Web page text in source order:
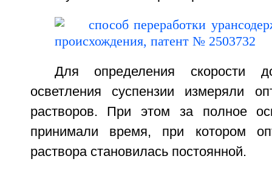
Для определения скорости
осветления суспензии измеряли
растворов. При этом за полное
принимали время, при котором
раствора становилась постоянной.